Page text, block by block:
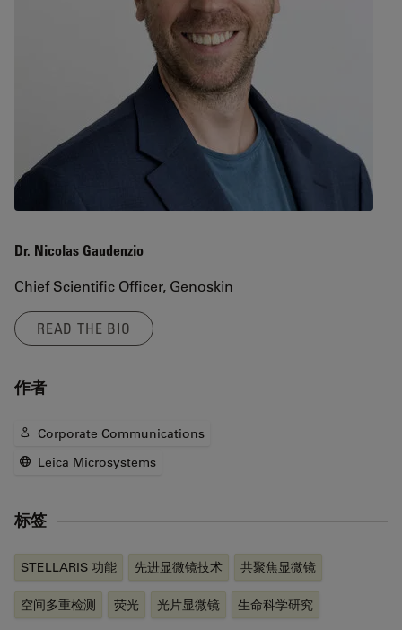
Dr. Nicolas Gaudenzio
Chief Scientific Officer, Genoskin
READ THE BIO
作者
Corporate Communications
Leica Microsystems
标签
STELLARIS 功能 先进显微镜技术 共聚焦显微镜
空间多重检测 荧光 光片显微镜 生命科学研究